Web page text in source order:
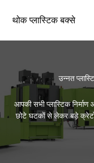
थोक प्लास्टिक बक्से
उन्नत
आपकी सभी प्लास्टिक
छोटे घटकों से लेकर बड़े क्रेटों